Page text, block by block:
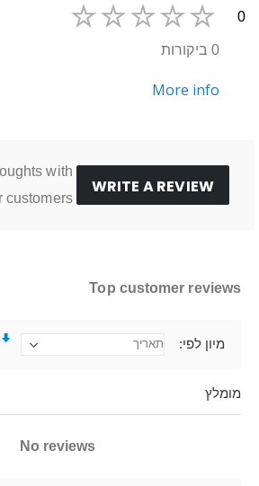
0
0 ביקורות
More info
WRITE A REVIEW
with
customers
Top customer reviews
מומלץ
מיון לפי
No reviews